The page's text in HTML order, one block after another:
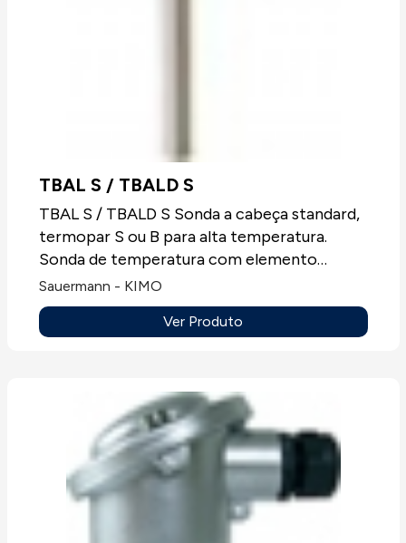
TBAL S / TBALD S
TBAL S / TBALD S Sonda a cabeça standard,
termopar S ou B para alta temperatura.
Sonda de temperatura com elemento
sensível termopar T, J, K ou N, sempre sem
mostrador.Aplicações: Todos os tipos de
aplicações.
Sauermann - KIMO
Ver Produto